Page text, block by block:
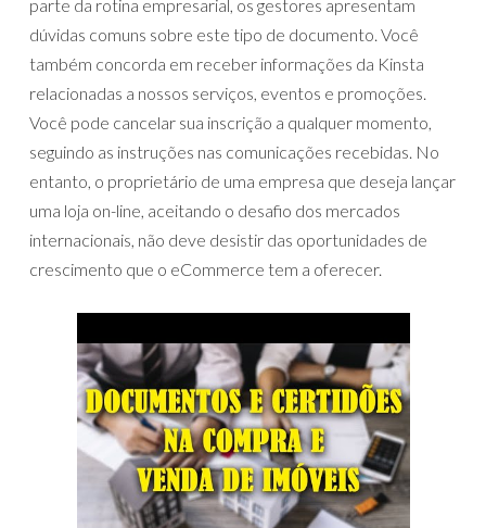
parte da rotina empresarial, os gestores apresentam
dúvidas comuns sobre este tipo de documento. Você
também concorda em receber informações da Kinsta
relacionadas a nossos serviços, eventos e promoções.
Você pode cancelar sua inscrição a qualquer momento,
seguindo as instruções nas comunicações recebidas. No
entanto, o proprietário de uma empresa que deseja lançar
uma loja on-line, aceitando o desafio dos mercados
internacionais, não deve desistir das oportunidades de
crescimento que o eCommerce tem a oferecer.